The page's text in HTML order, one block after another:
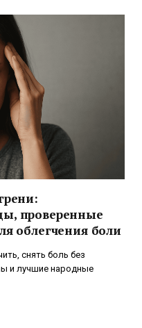
проверенные
облегчения боли
снять боль без
и лучшие народные